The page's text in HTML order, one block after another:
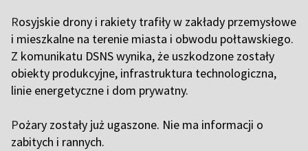
Rosyjskie drony i rakiety trafiły w zakłady przemysłowe
i mieszkalne na terenie miasta i obwodu połtawskiego.
Z komunikatu DSNS wynika, że uszkodzone zostały
obiekty produkcyjne, infrastruktura technologiczna,
linie energetyczne i dom prywatny.
Pożary zostały już ugaszone. Nie ma informacji o
zabitych i rannych.